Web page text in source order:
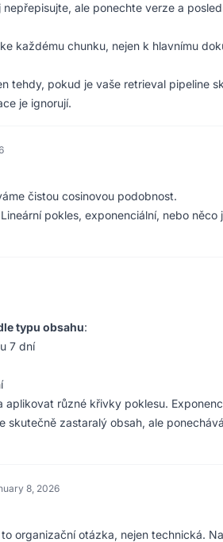
ale ponechte verze a
každému chunku, nejen k hlavnímu
tehdy, pokud je vaše retrieval pipeline
je ignorují.
čistou cosinovou podobnost.
pokles, exponenciální, nebo něco
typu obsahu:
7 dní
různé křivky poklesu.
skutečně zastaralý obsah, ale
8, 2026
organizační otázka, nejen technická.